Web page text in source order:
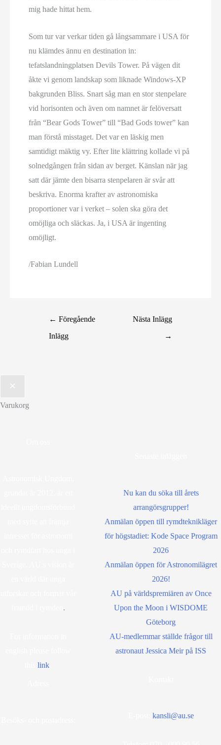
mig hade hittat hem.
Som tur var verkar tiden gå långsammare i USA för
nu klämdes ännu en destination in:
tefatslandningplatsen Devils Tower. På vägen dit
åkte vi genom landskap som liknade Windows-XP
bakgrunden Bliss. Snart såg man en stor stenpelare
vid horisonten och även om namnet är felöversatt
från “Bear Gods Tower” till “Bad Gods tower” kan
man förstå misstaget. Det var en läskig men
samtidigt mäktig vy. Efter lite klättring kollade vi på
solnedgången från sidan av berget. Känslan när jag
satt där jämte den bisarra stenpelaren är svår att
beskriva. Enorma krafter av astronomiska
proportioner var i verket – solen ska göra det
omöjliga och släckas. Ja, i USA är ingenting
omöjligt.
/Fabian Lundell
← Föregående
Inlägg
Nästa Inlägg
→
Varukorg
.
link
Nu kan du söka till årets
arrangörsgrupper!
Anmälan öppen till rymdteknikläger
för högstadiet: Kode Space Program
2026
Anmälan öppen för Astronomilägret
2026!
AU på världspremiären av Once
Upon the Moon i WISDOME
Göteborg
AU-medlemmar ställde frågor till
astronaut Jessica Meir på ISS
kansli@au.se